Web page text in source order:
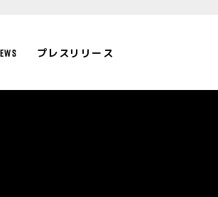
プレスリリース